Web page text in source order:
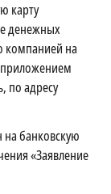
карту
денежных
компанией на
приложением
по адресу
на банковскую
«Заявление